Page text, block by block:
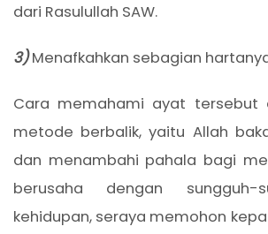
dari Rasulullah SAW.
3)Menafkahkan sebagian
Cara memahami ayat tersebut
metode berbalik, yaitu Allah
dan menambahi pahala bagi
berusaha dengan sungguh-
kehidupan, seraya memohon